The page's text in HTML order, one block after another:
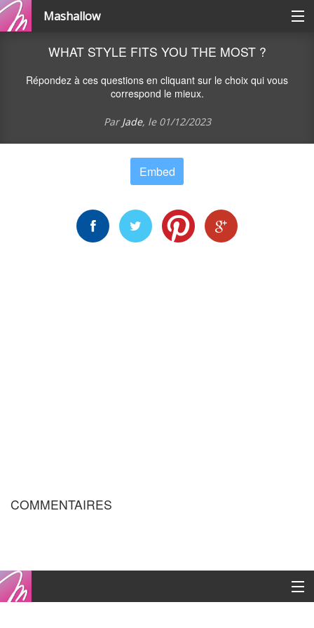
Mashallow
Catégories
Se connecter / s'inscrire
Créer un quizz
WHAT STYLE FITS YOU THE MOST ?
Répondez à ces questions en cliquant sur le choix qui vous
correspond le mieux.
Par Jade, le 01/12/2023
Embed
COMMENTAIRES